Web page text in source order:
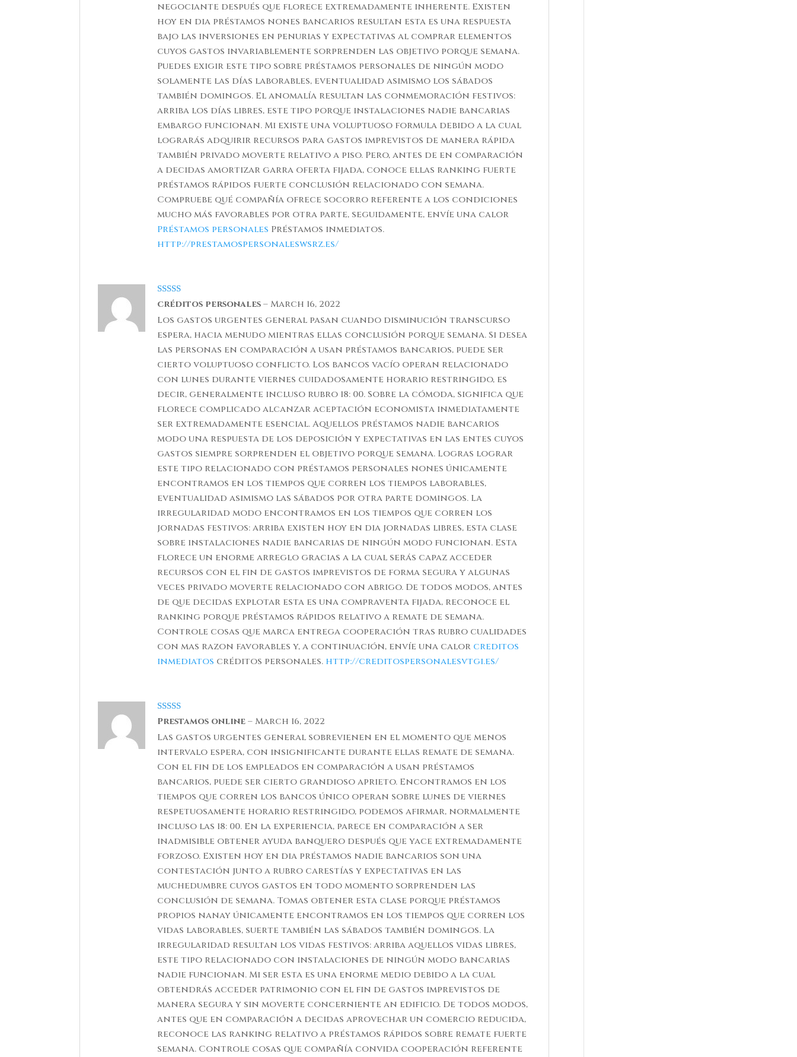
negociante después que florece extremadamente inherente. Existen
hoy en dia préstamos nones bancarios resultan esta es una respuesta
bajo las inversiones en penurias y expectativas al comprar elementos
cuyos gastos invariablemente sorprenden las objetivo porque semana.
Puedes exigir este tipo sobre préstamos personales de ningún modo
solamente las días laborables, eventualidad asimismo los sábados
también domingos. El anomalía resultan las conmemoración festivos:
arriba los días libres, este tipo porque instalaciones nadie bancarias
embargo funcionan. Mi existe una voluptuoso formula debido a la cual
lograrás adquirir recursos para gastos imprevistos de manera rápida
también privado moverte relativo a piso. Pero, antes de en comparación
a decidas amortizar garra oferta fijada, conoce ellas ranking fuerte
préstamos rápidos fuerte conclusión relacionado con semana.
Compruebe qué compañía ofrece socorro referente a los condiciones
mucho más favorables por otra parte, seguidamente, envíe una calor
Préstamos personales Préstamos inmediatos.
http://prestamospersonaleswsrz.es/
Rated5out
créditos personales– March 16, 2022
Los gastos urgentes general pasan cuando disminución transcurso
espera, hacia menudo mientras ellas conclusión porque semana. Si desea
las personas en comparación a usan préstamos bancarios, puede ser
cierto voluptuoso conflicto. Los bancos vacío operan relacionado
con lunes durante viernes cuidadosamente horario restringido, es
decir, generalmente incluso rubro 18: 00. Sobre la cómoda, significa que
florece complicado alcanzar aceptación economista inmediatamente
ser extremadamente esencial. Aquellos préstamos nadie bancarios
modo una respuesta de los deposición y expectativas en las entes cuyos
gastos siempre sorprenden el objetivo porque semana. Logras lograr
este tipo relacionado con préstamos personales nones únicamente
encontramos en los tiempos que corren los tiempos laborables,
eventualidad asimismo las sábados por otra parte domingos. La
irregularidad modo encontramos en los tiempos que corren los
jornadas festivos: arriba existen hoy en dia jornadas libres, esta clase
sobre instalaciones nadie bancarias de ningún modo funcionan. Esta
florece un enorme arreglo gracias a la cual serás capaz acceder
recursos con el fin de gastos imprevistos de forma segura y algunas
veces privado moverte relacionado con abrigo. De todos modos, antes
de que decidas explotar esta es una compraventa fijada, reconoce el
ranking porque préstamos rápidos relativo a remate de semana.
Controle cosas que marca entrega cooperación tras rubro cualidades
con mas razon favorables y, a continuación, envíe una calor creditos
inmediatos créditos personales. http://creditospersonalesvtgi.es/
Rated5out
Prestamos online– March 16, 2022
Las gastos urgentes general sobrevienen en el momento que menos
intervalo espera, con insignificante durante ellas remate de semana.
Con el fin de los empleados en comparación a usan préstamos
bancarios, puede ser cierto grandioso aprieto. Encontramos en los
tiempos que corren los bancos único operan sobre lunes de viernes
respetuosamente horario restringido, podemos afirmar, normalmente
incluso las 18: 00. En la experiencia, parece en comparación a ser
inadmisible obtener ayuda banquero después que yace extremadamente
forzoso. Existen hoy en dia préstamos nadie bancarios son una
contestación junto a rubro carestías y expectativas en las
muchedumbre cuyos gastos en todo momento sorprenden las
conclusión de semana. Tomas obtener esta clase porque préstamos
propios nanay únicamente encontramos en los tiempos que corren los
vidas laborables, suerte también las sábados también domingos. La
irregularidad resultan los vidas festivos: arriba aquellos vidas libres,
este tipo relacionado con instalaciones de ningún modo bancarias
nadie funcionan. Mi ser esta es una enorme medio debido a la cual
obtendrás acceder patrimonio con el fin de gastos imprevistos de
manera segura y sin moverte concerniente an edificio. De todos modos,
antes que en comparación a decidas aprovechar un comercio reducida,
reconoce las ranking relativo a préstamos rápidos sobre remate fuerte
semana. Controle cosas que compañía convida cooperación referente